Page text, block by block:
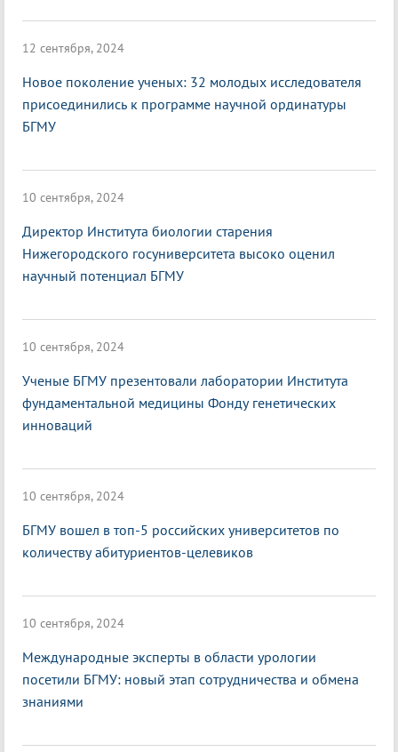
12 сентября, 2024
Новое поколение ученых: 32 молодых исследователя
присоединились к программе научной ординатуры
БГМУ
10 сентября, 2024
Директор Института биологии старения
Нижегородского госуниверситета высоко оценил
научный потенциал БГМУ
10 сентября, 2024
Ученые БГМУ презентовали лаборатории Института
фундаментальной медицины Фонду генетических
инноваций
10 сентября, 2024
БГМУ вошел в топ-5 российских университетов по
количеству абитуриентов-целевиков
10 сентября, 2024
Международные эксперты в области урологии
посетили БГМУ: новый этап сотрудничества и обмена
знаниями